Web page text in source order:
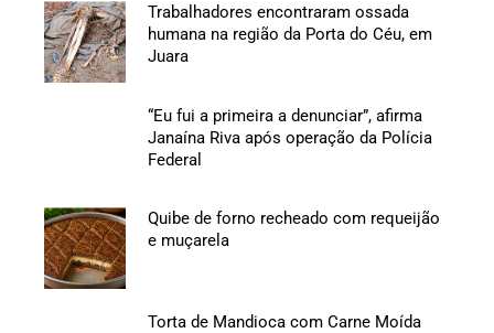
Trabalhadores encontraram ossada
humana na região da Porta do Céu, em
Juara
“Eu fui a primeira a denunciar”, afirma
Janaína Riva após operação da Polícia
Federal
Quibe de forno recheado com requeijão
e muçarela
Torta de Mandioca com Carne Moída